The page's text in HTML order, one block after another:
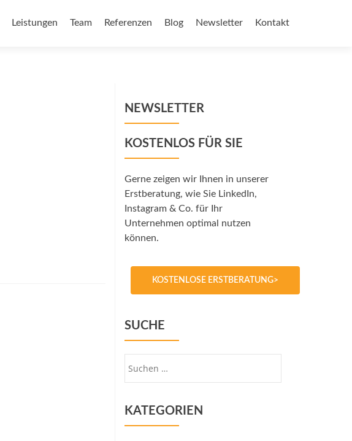
Leistungen Team Referenzen Blog Newsletter Kontakt
NEWSLETTER
KOSTENLOS FÜR SIE
Gerne zeigen wir Ihnen in unserer
Erstberatung, wie Sie LinkedIn,
Instagram & Co. für Ihr
Unternehmen optimal nutzen
können.
KOSTENLOSE ERSTBERATUNG>
SUCHE
KATEGORIEN